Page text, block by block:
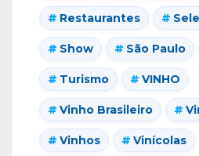
Restaurantes
Show São Paulo
Turismo VINHO
Vinho Brasileiro
Vinhos Vinícolas